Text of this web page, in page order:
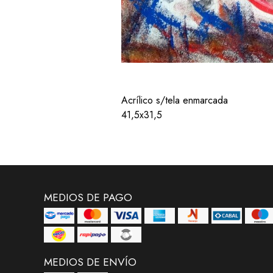
Acrílico s/tela enmarcada
41,5x31,5
MEDIOS DE PAGO
MEDIOS DE ENVÍO